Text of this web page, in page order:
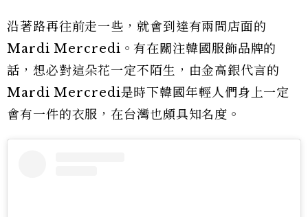
沿著路再往前走一些，就會到達有兩間店面的
Mardi Mercredi。有在關注韓國服飾品牌的
話，想必對這朵花一定不陌生，由金高銀代言的
Mardi Mercredi是時下韓國年輕人們身上一定
會有一件的衣服，在台灣也頗具知名度。